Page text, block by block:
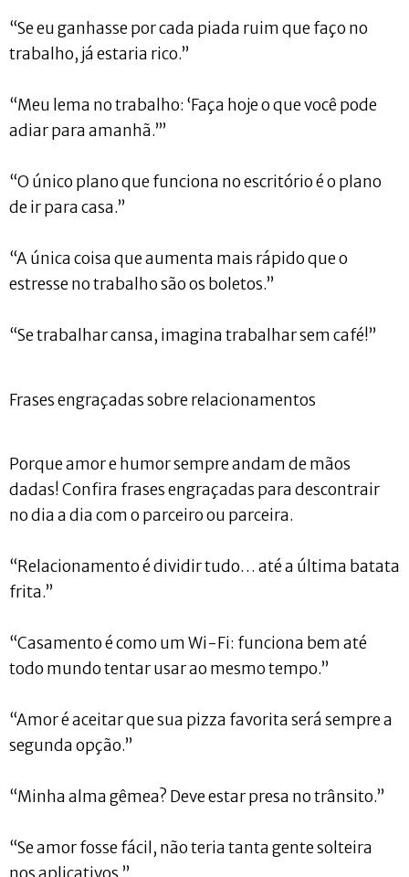
“Se eu ganhasse por cada piada ruim que faço no
trabalho, já estaria rico.”
“Meu lema no trabalho: ‘Faça hoje o que você pode
adiar para amanhã.’”
“O único plano que funciona no escritório é o plano
de ir para casa.”
“A única coisa que aumenta mais rápido que o
estresse no trabalho são os boletos.”
“Se trabalhar cansa, imagina trabalhar sem café!”
Frases engraçadas sobre relacionamentos
Porque amor e humor sempre andam de mãos
dadas! Confira frases engraçadas para descontrair
no dia a dia com o parceiro ou parceira.
“Relacionamento é dividir tudo… até a última batata
frita.”
“Casamento é como um Wi-Fi: funciona bem até
todo mundo tentar usar ao mesmo tempo.”
“Amor é aceitar que sua pizza favorita será sempre a
segunda opção.”
“Minha alma gêmea? Deve estar presa no trânsito.”
“Se amor fosse fácil, não teria tanta gente solteira